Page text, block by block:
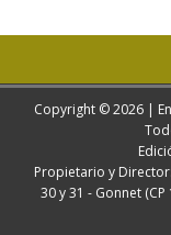
Copyright © 2026 |
Propietario y
30 y 31 - Gonnet